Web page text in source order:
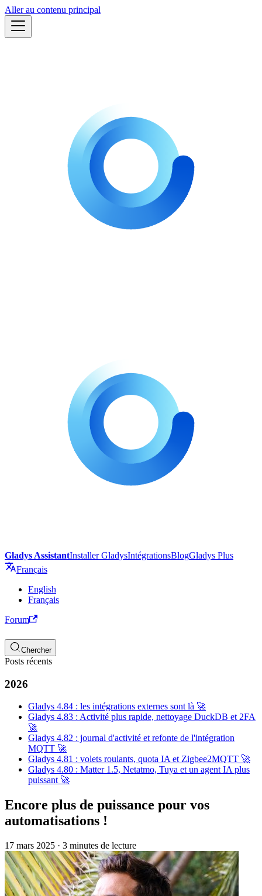
Aller au contenu principal
Gladys AssistantInstaller GladysIntégrationsBlogGladys Plus
Français
English
Français
Forum
Chercher
Posts récents
2026
Gladys 4.84 : les intégrations externes sont là 🚀
Gladys 4.83 : Activité plus rapide, nettoyage DuckDB et 2FA
🚀
Gladys 4.82 : journal d'activité et refonte de l'intégration
MQTT 🚀
Gladys 4.81 : volets roulants, quota IA et Zigbee2MQTT 🚀
Gladys 4.80 : Matter 1.5, Netatmo, Tuya et un agent IA plus
puissant 🚀
Encore plus de puissance pour vos
automatisations !
17 mars 2025 · 3 minutes de lecture